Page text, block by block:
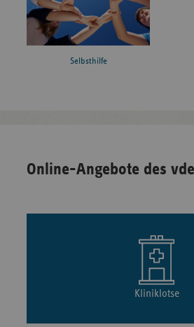
Selbsthilfe
Online-Angebote des
Kliniklotse